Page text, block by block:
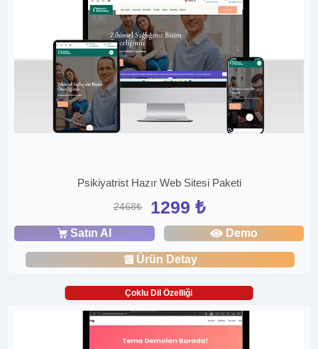
Psikiyatrist Hazır Web Sitesi Paketi
2468₺ 1299 ₺
Satın Al Demo
Ürün Detay
Çoklu Dil Özelliği